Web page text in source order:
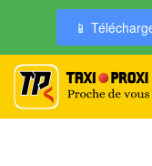
📱